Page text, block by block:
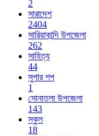
2
সারাদেশ
2404
সারিয়াকান্দি উপজেলা
262
সাহিত্য
44
সুপার শপ
1
সোনাতলা উপজেলা
143
স্কুল
18